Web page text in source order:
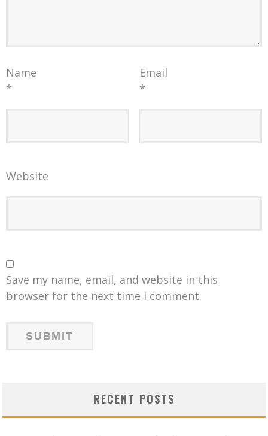
Name
*
Email
*
Website
Save my name, email, and website in this
browser for the next time I comment.
RECENT POSTS